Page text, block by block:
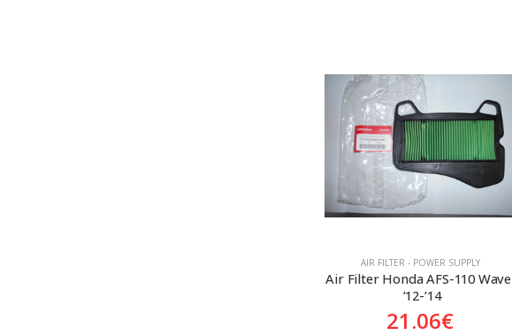
AIR FILTER - POWER SUPPLY
Air Filter Honda AFS-110 Wave
’12-’14
21.06€